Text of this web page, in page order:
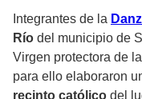
Integrantes de la
Río del municipio de
Virgen protectora de
para ello elaboraron
recinto católico del